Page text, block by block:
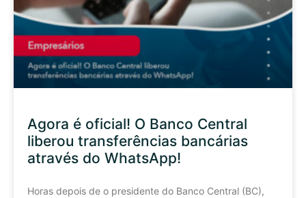
Agora é oficial! O Banco Central
liberou transferências bancárias
através do WhatsApp!
Horas depois de o presidente do Banco Central (BC),